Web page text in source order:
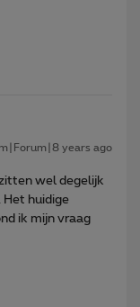
years ago
wel degelijk
Het huidige
ik mijn vraag